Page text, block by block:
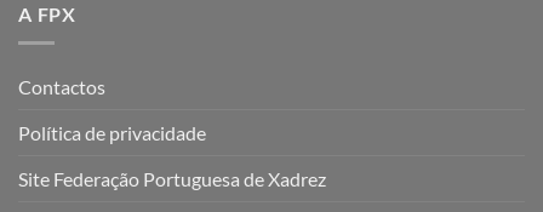
A FPX
Contactos
Política de privacidade
Site Federação Portuguesa de Xadrez